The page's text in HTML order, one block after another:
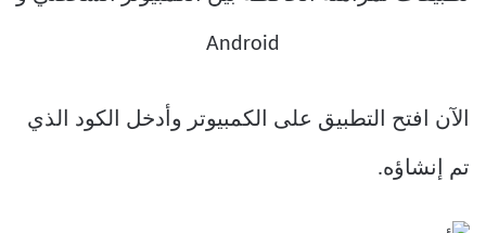
الآن افتح التطبيق على الكمبيوتر وأدخل الكود الذي
تم إنشاؤه.